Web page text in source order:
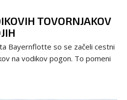
TOVORNJAKOV
Bayernflotte so se začeli cestni
na vodikov pogon. To pomeni